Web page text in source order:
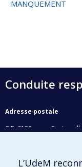
MANQUEMENT
Conduite
Adresse postale
C.P. 6128, succ. Centre-ville
Vous souhaitez
L’UdeM